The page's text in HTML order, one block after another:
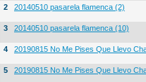
2 20140510 pasarela flamenca (2)
3 20140510 pasarela flamenca (10)
4 20190815 No Me Pises Que Llevo
5 20190815 No Me Pises Que Llevo